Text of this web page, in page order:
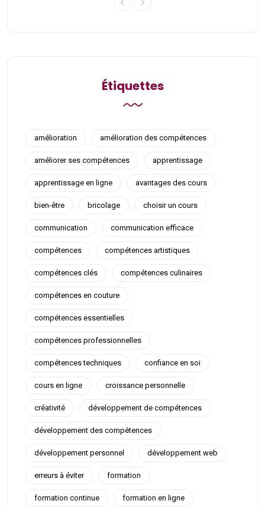
Étiquettes
amélioration amélioration des compétences
améliorer ses compétences apprentissage
apprentissage en ligne avantages des cours
bien-être bricolage choisir un cours
communication communication efficace
compétences compétences artistiques
compétences clés compétences culinaires
compétences en couture
compétences essentielles
compétences professionnelles
compétences techniques confiance en soi
cours en ligne croissance personnelle
créativité développement de compétences
développement des compétences
développement personnel développement web
erreurs à éviter formation
formation continue formation en ligne